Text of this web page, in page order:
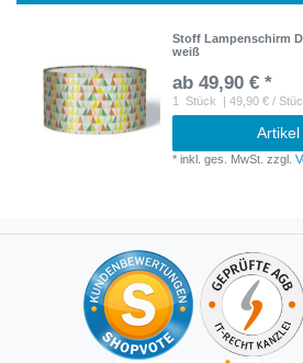
Stoff Lampenschirm
weiß
ab 49,90 € *
1 Stück | 49,90 € /
*inkl. ges. MwSt. zzgl.